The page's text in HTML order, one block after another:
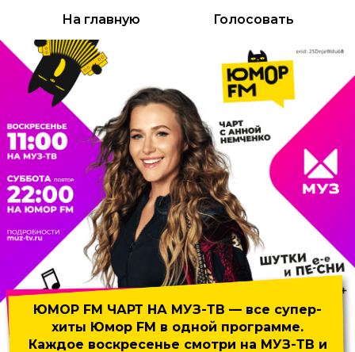
На главную Голосовать
ЮМОР FM ЧАРТ НА МУЗ-ТВ — все супер-
хиты Юмор FM в одной программе.
Каждое воскресенье смотри на МУЗ-ТВ и